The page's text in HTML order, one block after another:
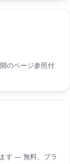
のページ参照付
す — 無料、プラ